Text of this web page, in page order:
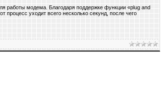
работы модема. Благодаря поддержке функции «plug and
уходит всего несколько секунд, после чего